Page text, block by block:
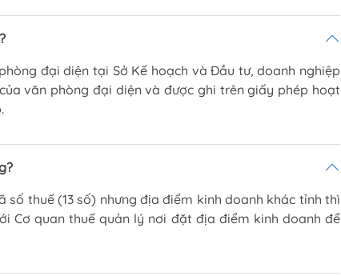
đại diện tại Sở Kế hoạch và Đầu tư, doanh nghiệp
văn phòng đại diện và được ghi trên giấy phép hoạt
thuế (13 số) nhưng địa điểm kinh doanh khác tỉnh thì
Cơ quan thuế quản lý nơi đặt địa điểm kinh doanh để